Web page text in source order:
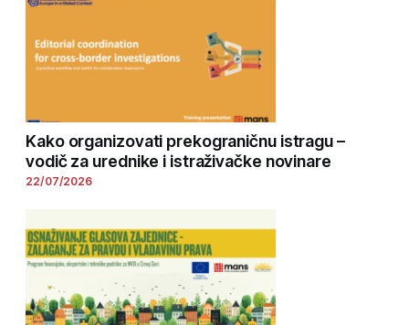
Kako organizovati prekograničnu istragu –
vodič za urednike i istraživačke novinare
22/07/2026